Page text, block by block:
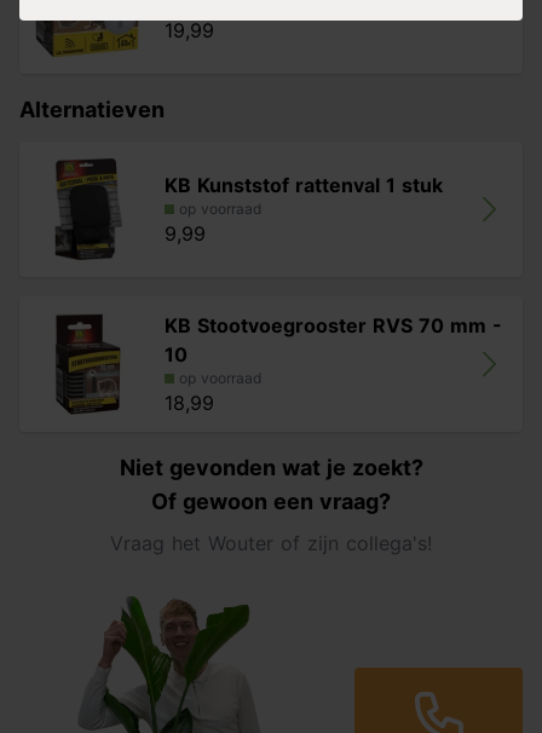
19,99
Alternatieven
KB Kunststof rattenval 1 stuk
op voorraad
9,99
KB Stootvoegrooster RVS 70 mm -
10
op voorraad
18,99
Niet gevonden wat je zoekt?
Of gewoon een vraag?
Vraag het Wouter of zijn collega's!